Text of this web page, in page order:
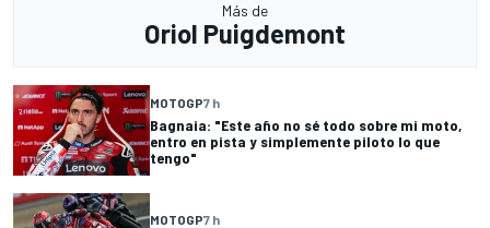
Más de
Oriol Puigdemont
MOTOGP7 h
Bagnaia: "Este año no sé todo sobre mi moto,
entro en pista y simplemente piloto lo que
tengo"
MOTOGP7 h